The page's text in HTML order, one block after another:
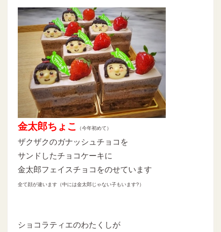
金太郎ちょこ （今年初めて）
ザクザクのガナッシュチョコを
サンドしたチョコケーキに
金太郎フェイスチョコをのせています
全て顔が違います（中には金太郎じゃない子もいます?）
ショコラティエのわたくしが